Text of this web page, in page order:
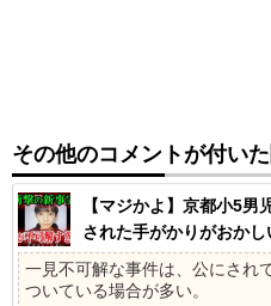
その他のコメントが付い
【マジかよ】京都小5
された手がかりがおか
一見不可解な事件は、公にされ
ついている場合が多い。